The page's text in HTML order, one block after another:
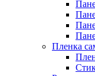
Пленка